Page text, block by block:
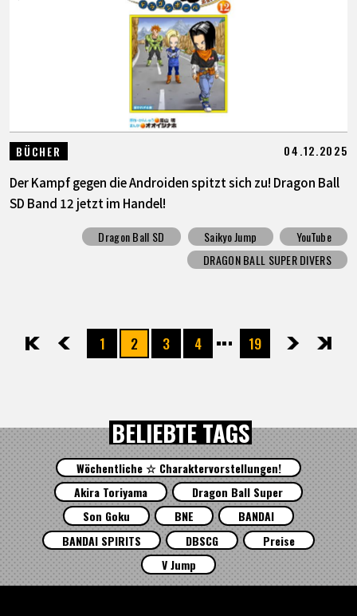
BÜCHER 04.12.2025
Der Kampf gegen die Androiden spitzt sich zu! Dragon Ball
SD Band 12 jetzt im Handel!
Dragon Ball SD Saikyo Jump
YouTube
DRAGON BALL SUPER DIVERS
先頭 前へ1 2 3 4 19次へ最後
BELIEBTE TAGS
Wöchentliche ☆ Charaktervorstellungen!
Akira Toriyama
Dragon Ball Super
Son Goku
BNE
BANDAI
BANDAI SPIRITS
DBSCG
Preise
V Jump